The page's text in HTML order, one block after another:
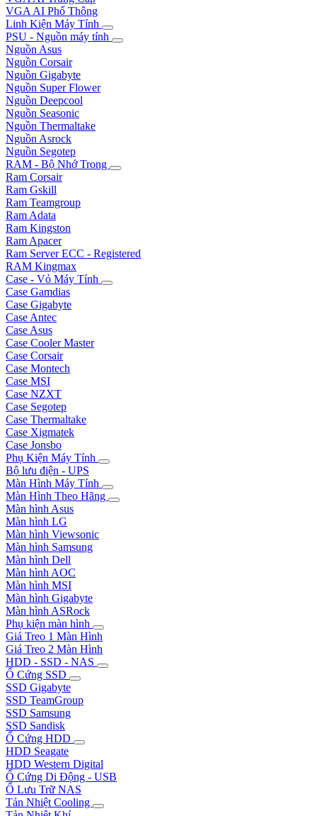
VGA AI Phổ Thông
Linh Kiện Máy Tính
PSU - Nguồn máy tính
Nguồn Asus
Nguồn Corsair
Nguồn Gigabyte
Nguồn Super Flower
Nguồn Deepcool
Nguồn Seasonic
Nguồn Thermaltake
Nguồn Asrock
Nguồn Segotep
RAM - Bộ Nhớ Trong
Ram Corsair
Ram Gskill
Ram Teamgroup
Ram Adata
Ram Kingston
Ram Apacer
Ram Server ECC - Registered
RAM Kingmax
Case - Vỏ Máy Tính
Case Gamdias
Case Gigabyte
Case Antec
Case Asus
Case Cooler Master
Case Corsair
Case Montech
Case MSI
Case NZXT
Case Segotep
Case Thermaltake
Case Xigmatek
Case Jonsbo
Phụ Kiện Máy Tính
Bộ lưu điện - UPS
Màn Hình Máy Tính
Màn Hình Theo Hãng
Màn hình Asus
Màn hình LG
Màn hình Viewsonic
Màn hình Samsung
Màn hình Dell
Màn hình AOC
Màn hình MSI
Màn hình Gigabyte
Màn hình ASRock
Phụ kiện màn hình
Giá Treo 1 Màn Hình
Giá Treo 2 Màn Hình
HDD - SSD - NAS
Ổ Cứng SSD
SSD Gigabyte
SSD TeamGroup
SSD Samsung
SSD Sandisk
Ổ Cứng HDD
HDD Seagate
HDD Western Digital
Ổ Cứng Di Động - USB
Ổ Lưu Trữ NAS
Tản Nhiệt Cooling